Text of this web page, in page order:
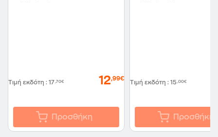
Τιμή εκδότη : 17,70€ 12,99€
Προσθήκη
Τιμή εκδότη : 15,00€
Προσθήκη